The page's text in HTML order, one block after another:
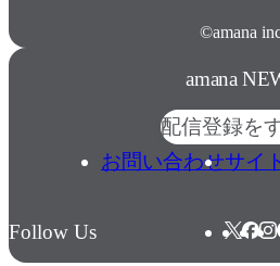
©amana
amana
配信登録を
お問い合わせサイ
Follow Us